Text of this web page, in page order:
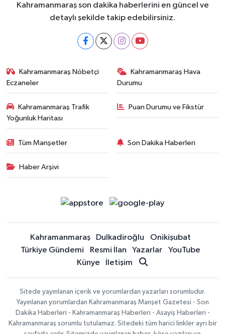
Kahramanmaraş son dakika haberlerini en güncel ve
detaylı şekilde takip edebilirsiniz.
Kahramanmaraş Nöbetçi
Eczaneler
Kahramanmaraş Hava
Durumu
Kahramanmaraş Trafik
Yoğunluk Haritası
Puan Durumu ve Fikstür
Tüm Manşetler Son Dakika Haberleri
Haber Arşivi
Kahramanmaraş Dulkadiroğlu
Onikişubat
Türkiye Gündemi
Resmi İlan Yazarlar
YouTube
Künye
İletişim
Sitede yayınlanan içerik ve yorumlardan yazarları sorumludur.
Yayınlanan yorumlardan Kahramanmaraş Manşet Gazetesi - Son
Dakika Haberleri - Kahramanmaraş Haberleri - Asayiş Haberleri -
Kahramanmaraş sorumlu tutulamaz. Sitedeki tüm harici linkler ayrı bir